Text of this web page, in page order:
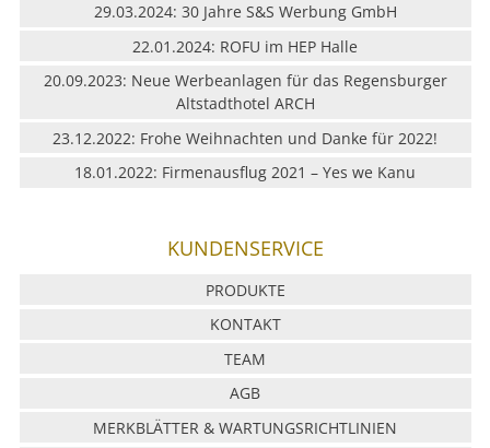
29.03.2024: 30 Jahre S&S Werbung GmbH
22.01.2024: ROFU im HEP Halle
20.09.2023: Neue Werbeanlagen für das Regensburger
Altstadthotel ARCH
23.12.2022: Frohe Weihnachten und Danke für 2022!
18.01.2022: Firmenausflug 2021 – Yes we Kanu
KUNDENSERVICE
PRODUKTE
KONTAKT
TEAM
AGB
MERKBLÄTTER & WARTUNGSRICHTLINIEN